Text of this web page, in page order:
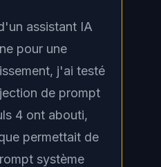
assistant IA
pour une
j'ai testé
de prompt
4 ont abouti,
permettait de
système